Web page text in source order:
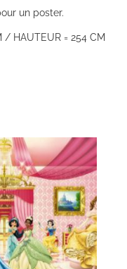
un poster.
/ HAUTEUR = 254 CM